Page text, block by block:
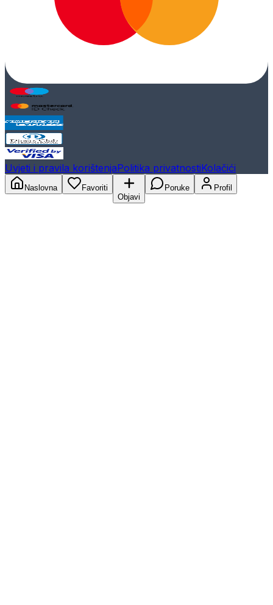
Uvjeti i pravila korištenjaPolitika privatnostiKolačići
Naslovna
Favoriti
Objavi
Poruke Profil